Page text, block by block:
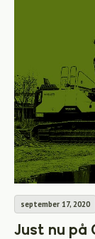
september 17, 2020
Just nu på